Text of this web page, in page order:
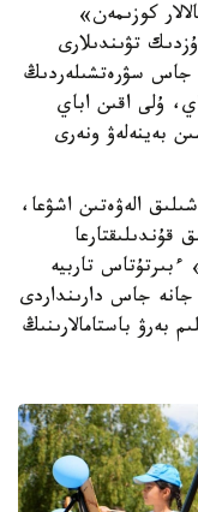
كوزىمەن»
تۋىندىلارى
جاس سۋرەتشىلەردىڭ
ۇلى اقىن اباي
بەينەلەۋ ونەرى
الەۋەتىن اشۋعا،
قۇندىلىقتارعا
ءبىرتۇتاس تاربيە
جانە جاس دارىنداردى
بەرۋ باستامالارىنىڭ